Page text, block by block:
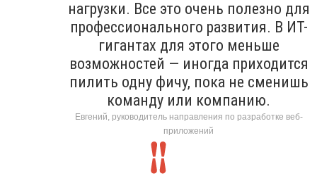
нагрузки. Все это очень полезно для
профессионального развития. В ИТ-
гигантах для этого меньше
возможностей — иногда приходится
пилить одну фичу, пока не сменишь
команду или компанию.
Евгений, руководитель направления по разработке веб-
приложений